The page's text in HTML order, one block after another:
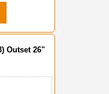
Outset 26"